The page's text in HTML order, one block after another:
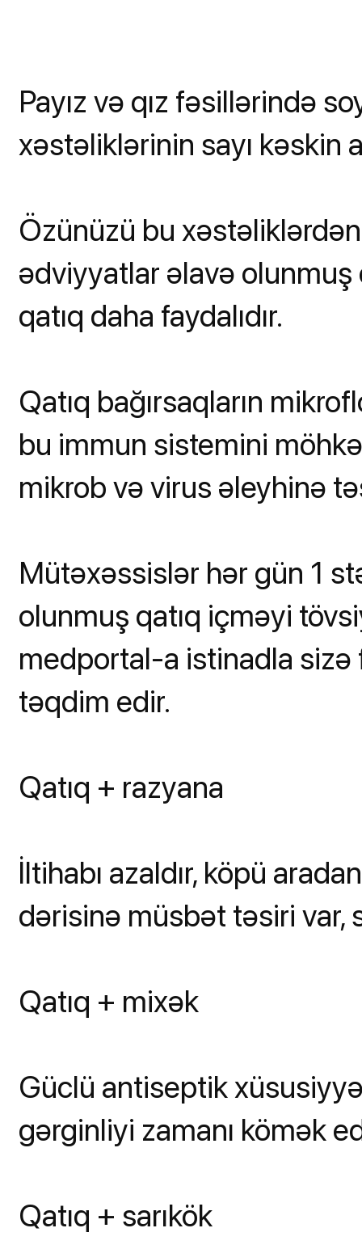
Payız və qız fəsillərində
xəstəliklərinin sayı kəskin
Özünüzü bu
ədviyyatlar əlavə olunmuş
qatıq daha faydalıdır.
Qatıq bağırsaqların
bu immun sistemini
mikrob və virus əleyhinə
Mütəxəssislər hər gün 1
olunmuş qatıq içməyi
medportal-a istinadla sizə
təqdim edir.
Qatıq + razyana
İltihabı azaldır, köpü
dərisinə müsbət təsiri var,
Qatıq + mixək
Güclü antiseptik
gərginliyi zamanı kömək
Qatıq + sarıkök